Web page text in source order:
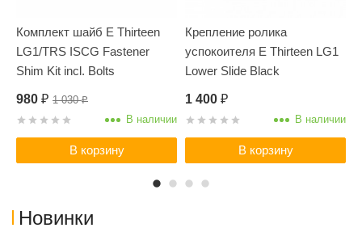
Комплект шайб E Thirteen
LG1/TRS ISCG Fastener
Shim Kit incl. Bolts
980 ₽ 1 030₽
В наличии
В корзину
Крепление ролика
успокоителя E Thirteen LG1
Lower Slide Black
1 400 ₽
В наличии
В корзину
Новинки